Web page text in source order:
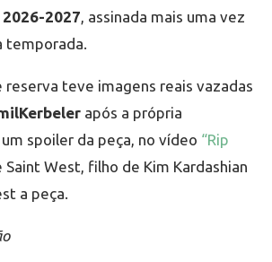
2026-2027, assinada mais uma vez
temporada.
reserva teve imagens reais vazadas
após a própria
spoiler da peça, no vídeo “Rip
Saint West, filho de Kim Kardashian
a peça.